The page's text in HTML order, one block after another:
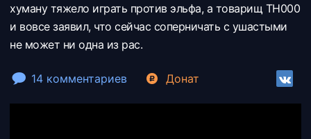
хуману тяжело играть против эльфа, а товарищ TH000
и вовсе заявил, что сейчас соперничать с ушастыми
не может ни одна из рас.
14 комментариев Донат